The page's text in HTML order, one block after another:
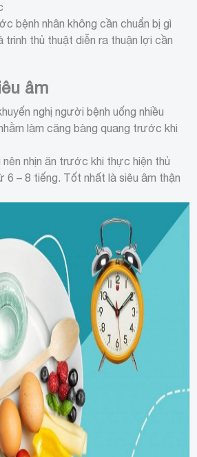
bệnh nhân không cần chuẩn bị gì
trình thủ thuật diễn ra thuận lợi cần
âm
nghị người bệnh uống nhiều
làm căng bàng quang trước khi
nên nhịn ăn trước khi thực hiện thủ
6 – 8 tiếng. Tốt nhất là siêu âm thận